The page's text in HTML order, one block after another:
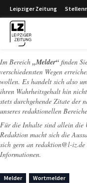
Leipziger Zeitung
Im Bereich „Melder“ finden
verschiedensten Wegen
wollen. Es handelt sich also
ihren Wahrheitsgehalt hin
stets durchgehende Zitate der
unseres redaktionellen
Für die Inhalte sind allein die
Redaktion macht sich die
sich gern an redaktion@l-iz.de
Informationen.
Melder Wortmelder